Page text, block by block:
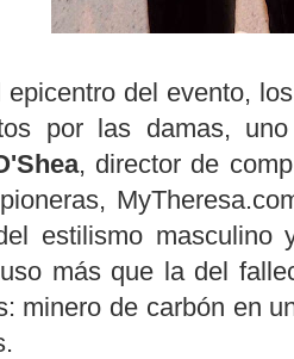
epicentro del evento,
por las damas,
, director de
estilismo masculino
más que la del
minero de carbón en